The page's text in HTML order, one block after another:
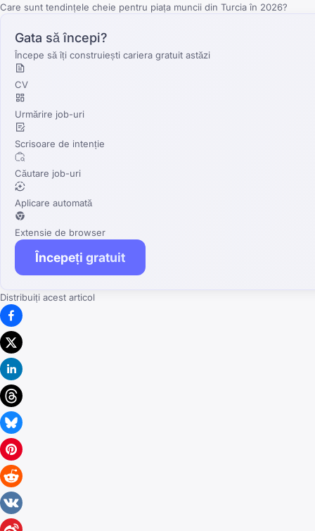
Care sunt tendințele cheie pentru piața muncii din Turcia în 2026?
Gata să începi?
Începe să îți construiești cariera gratuit astăzi
CV
Urmărire job-uri
Scrisoare de intenție
Căutare job-uri
Aplicare automată
Extensie de browser
Începeți gratuit
Distribuiți acest articol